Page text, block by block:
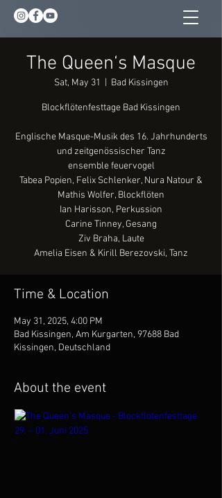
The Queen‘s Masque
Sat, May 31 Bad Kissingen
Blockflötenfesttage Bad Kissingen
Englische Masque-Musik des 16. Jahrhunderts
und zeitgenössischer Tanz
ensemble feuervogel
Tabea Popien, Felix Schlenker, Nura Natour &
Mathis Wolfer, Blockflöten
Ian Harisson, Perkussion
Carine Tinney, Gesang
Ziv Braha, Laute
Amelia Eisen & Kirill Berezovski, Tanz
Time & Location
May 31, 2025, 4:00 PM
Bad Kissingen, Am Kurgarten, 97688 Bad
Kissingen, Deutschland
About the event